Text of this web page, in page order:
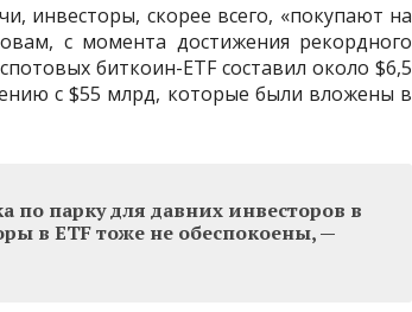
инвесторы, скорее всего, «покупают на
с момента достижения рекордного
биткоин-ETF составил около $6,5
с $55 млрд, которые были вложены в
по парку для давних инвесторов в
в ETF тоже не обеспокоены, —